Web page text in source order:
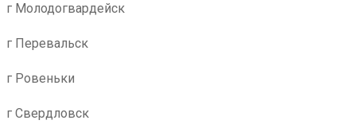
г Молодогвардейск
г Перевальск
г Ровеньки
г Свердловск